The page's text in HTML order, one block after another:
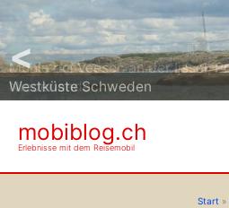
Westküste Schweden
<
mobiblog.ch
Erlebnisse mit dem Reisemobil
Start